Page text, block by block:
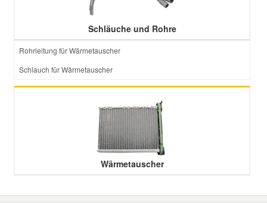
Schläuche und Rohre
Rohrleitung für Wärmetauscher
Schlauch für Wärmetauscher
Wärmetauscher
Suzuki Ersatzteile
Toyota Ersatzteile
Vauxhall Ersatzteile
Volvo Ersatzteile